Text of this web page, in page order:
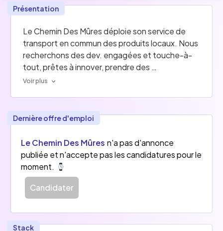
Présentation
Le Chemin Des Mûres déploie son service de
transport en commun des produits locaux. Nous
recherchons des dev. engagées et touche-à-
tout, prêtes à innover, prendre des
responsabilités et sauter avec nous dans le bus
Voir plus
Dernière offre d'emploi
Le Chemin Des Mûres n'a pas d'annonce
publiée et n'accepte pas les candidatures pour le
moment.
Candidater
Stack